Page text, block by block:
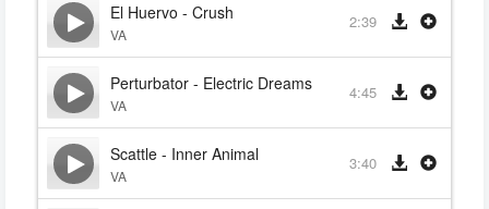
El Huervo - Crush
VA
2:39
Perturbator - Electric Dreams
VA
4:45
Scattle - Inner Animal
VA
3:40